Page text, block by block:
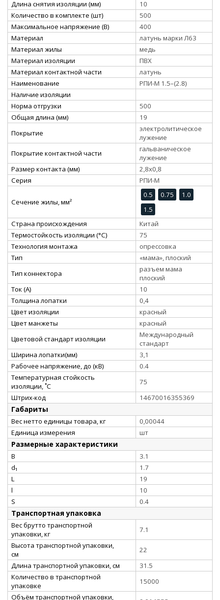
Длина снятия изоляции (мм)
10
Количество в комплекте (шт)
500
Максимальное напряжение (В)
400
Материал
латунь марки Л63
Материал жилы
медь
Материал изоляции
ПВХ
Материал контактной части
латунь
Наименование
РПИ-М 1.5–(2.8)
Наличие изоляции
Норма отгрузки
500
Общая длина (мм)
19
Покрытие
электролитическое
лужение
Покрытие контактной части
гальваническое
лужение
Размер контакта (мм)
2,8x0,8
Серия
РПИ-М
Сечение жилы, мм²
0.5 0.75
1.0
1.5
Страна происхождения
Китай
Термостойкость изоляции (°C)
75
Технология монтажа
опрессовка
Тип
«мама», плоский
Тип коннектора
разъем мама
плоский
Ток (А)
10
Толщина лопатки
0,4
Цвет изоляции
красный
Цвет манжеты
красный
Цветовой стандарт изоляции
Международный
стандарт
Ширина лопатки(мм)
3,1
Рабочее напряжение, до (кВ)
0.4
Температурная стойкость
изоляции, ˚С
75
Штрих-код
14670016355369
Габариты
Вес нетто единицы товара, кг
0,00044
Единица измерения
шт
Размерные характеристики
B
3.1
d₁
1.7
L
19
l
10
S
0.4
Транспортная упаковка
Вес брутто транспортной
упаковки, кг
7.1
Высота транспортной упаковки,
см
22
Длина транспортной упаковки, см
31.5
Количество в транспортной
упаковке
15000
Объём транспортной упаковки,